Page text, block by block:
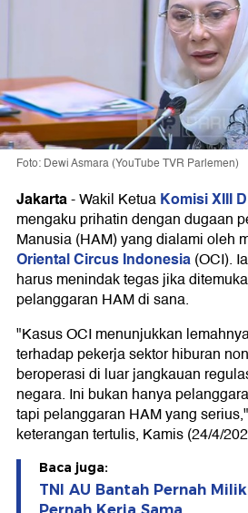
Foto: Dewi Asmara (YouTube TVR Parlemen)
Jakarta-Wakil KetuaKomisi XIII
mengaku prihatin dengan dugaan
Manusia (HAM) yang dialami oleh
Oriental Circus Indonesia(OCI).
harus menindak tegas jika
pelanggaran HAM di sana.
"Kasus OCI menunjukkan
terhadap pekerja sektor hiburan
beroperasi di luar jangkauan
negara. Ini bukan hanya
tapi pelanggaran HAM yang
keterangan tertulis, Kamis (24/4/
Baca juga:
TNI AU Bantah Pernah